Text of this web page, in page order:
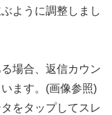
ように調整しまし
場合、返信カウン
ます。(画像参照)
をタップしてスレ